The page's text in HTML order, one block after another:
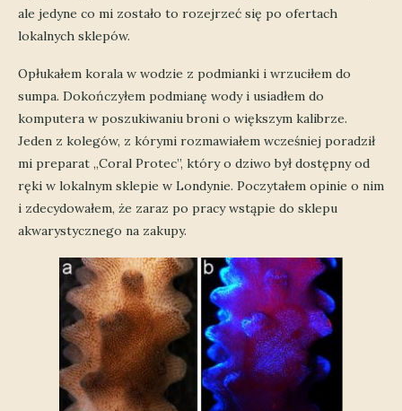
ale jedyne co mi zostało to rozejrzeć się po ofertach
lokalnych sklepów.
Opłukałem korala w wodzie z podmianki i wrzuciłem do
sumpa. Dokończyłem podmianę wody i usiadłem do
komputera w poszukiwaniu broni o większym kalibrze.
Jeden z kolegów, z kórymi rozmawiałem wcześniej poradził
mi preparat „Coral Protec”, który o dziwo był dostępny od
ręki w lokalnym sklepie w Londynie. Poczytałem opinie o nim
i zdecydowałem, że zaraz po pracy wstąpie do sklepu
akwarystycznego na zakupy.